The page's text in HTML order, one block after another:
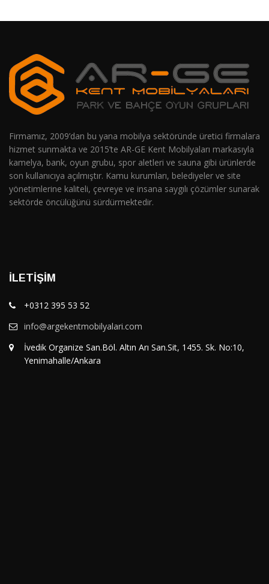
Firmamız, 2009’dan bu yana mobilya sektöründe üretici firmalara
hizmet sunmakta ve 2015’te AR-GE Kent Mobilyaları markasıyla
kamelya, bank, oyun grubu, spor aletleri ve sauna gibi ürünlerde
son kullanıcıya açılmıştır. Kamu kurumları, belediyeler ve site
yönetimlerine kaliteli, çevreye ve insana saygılı çözümler sunarak
sektörde öncülüğünü sürdürmektedir.
İLETIŞIM
+0312 395 53 52
info@argekentmobilyalari.com
İvedik Organize San.Böl. Altın Arı San.Sit, 1455. Sk. No:10,
Yenimahalle/Ankara